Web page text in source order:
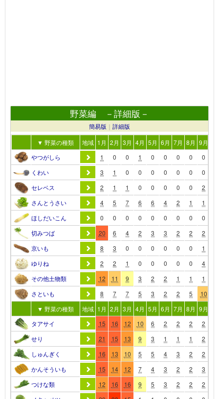
野菜編 －詳細版－
簡易版 ｜ 詳細版
▼ 野菜の種類
地域 1月 2月 3月 4月 5月 6月 7月 8月 9月
やつがしら
1 0 0 1 0 0 0 0 0
くわい
3 1 0 0 0 0 0 0 0
セレベス
2 1 1 0 0 0 0 0 2
さんとうさい
4 5 7 6 6 4 2 1 1
ほしだいこん
0 0 0 0 0 0 0 0 0
切みつば
20 6 4 2 3 3 2 2 2
京いも
8 3 0 0 0 0 0 0 1
ゆりね
2 2 1 0 0 0 0 0 4
その他土物類
12 11 9 3 2 2 1 1 1
さといも
8 7 7 5 3 2 2 5 10
▼ 野菜の種類
地域 1月 2月 3月 4月 5月 6月 7月 8月 9月
タアサイ
15 16 12 10 6 2 2 2 2
せり
21 15 13 9 3 1 1 1 2
しゅんぎく
16 13 10 5 5 4 3 2 2
かんそういも
15 14 12 7 4 3 2 2 3
つけな類
12 16 16 9 5 3 2 2 2